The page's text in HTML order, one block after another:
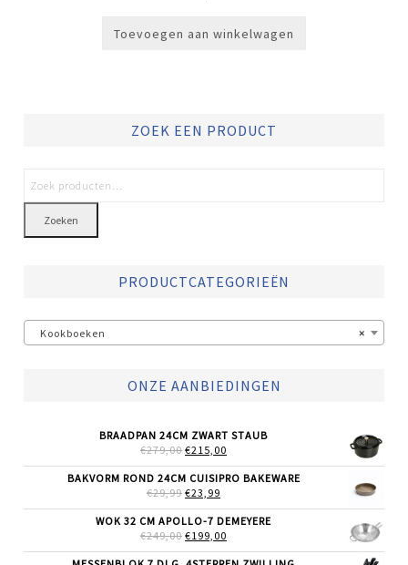
Toevoegen aan winkelwagen
ZOEK EEN PRODUCT
Zoeken
PRODUCTCATEGORIEËN
×
Kookboeken
ONZE AANBIEDINGEN
BRAADPAN 24CM ZWART STAUB
€279,00 OORSPRONKELIJKE
WAS:
€279,00.
€215,00
IS:
BAKVORM ROND 24CM CUISIPRO BAKEWARE
€29,99 OORSPRONKELIJKE
WAS:
€29,99.
€23,99
IS:
€23,99.
WOK 32 CM APOLLO-7 DEMEYERE
€249,00 OORSPRONKELIJKE
WAS:
€199,00
IS: